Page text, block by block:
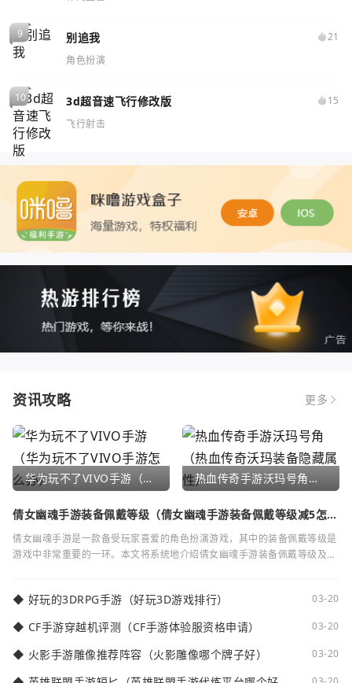
别追我
21
角色扮演
3d超音速飞行修改版
15
飞行射击
资讯攻略 更多
华为玩不了VIVO手游（华为玩不了VIVO手游怎么办） 热血传奇手游沃玛号角（热血传奇沃玛装备隐藏属性）
倩女幽魂手游装备佩戴等级（倩女幽魂手游装备佩戴等级减5怎么
倩女幽魂手游是一款备受玩家喜爱的角色扮演游戏，其中的装备佩戴等级是
游戏中非常重要的一环。本文将系统地介绍倩女幽魂手游装备佩戴等级及其
◆ 好玩的3DRPG手游（好玩3D游戏排行） 03-20
◆ CF手游穿越机评测（CF手游体验服资格申请） 03-20
◆ 火影手游雕像推荐阵容（火影雕像哪个牌子好） 03-20